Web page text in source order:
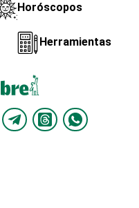
Horóscopos
Herramientas